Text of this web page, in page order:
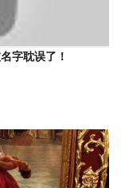
字耽误了！